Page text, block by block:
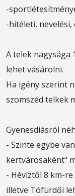
-
-hitéleti,
A telek nagysága
lehet vásárolni.
Ha igény szerint
szomszéd telkek
Gyenesdiásról
- Szinte egybe
kertvárosaként"
- Hévíztől 8 km-
illetve Tófürdői